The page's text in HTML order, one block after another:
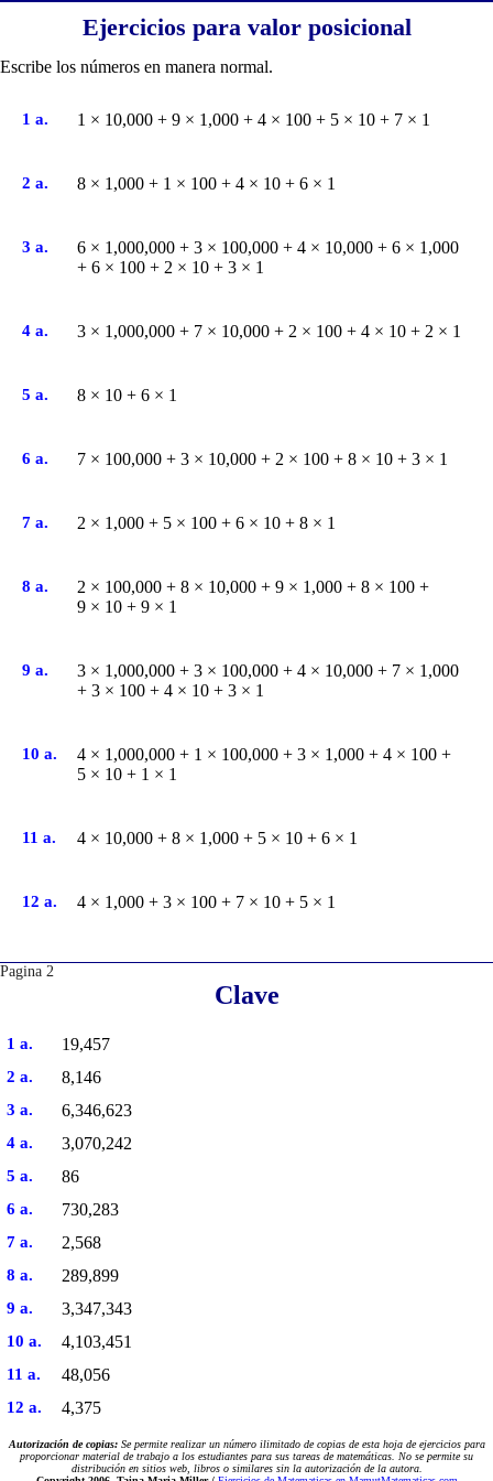
Ejercicios para valor posicional
Escribe los números en manera normal.
1 a. 1 × 10,000 + 9 × 1,000 + 4 × 100 + 5 × 10 + 7 × 1
2 a. 8 × 1,000 + 1 × 100 + 4 × 10 + 6 × 1
3 a.
6 × 1,000,000 + 3 × 100,000 + 4 × 10,000 + 6 × 1,000
+ 6 × 100 + 2 × 10 + 3 × 1
4 a. 3 × 1,000,000 + 7 × 10,000 + 2 × 100 + 4 × 10 + 2 × 1
5 a. 8 × 10 + 6 × 1
6 a. 7 × 100,000 + 3 × 10,000 + 2 × 100 + 8 × 10 + 3 × 1
7 a. 2 × 1,000 + 5 × 100 + 6 × 10 + 8 × 1
8 a.
2 × 100,000 + 8 × 10,000 + 9 × 1,000 + 8 × 100 +
9 × 10 + 9 × 1
9 a.
3 × 1,000,000 + 3 × 100,000 + 4 × 10,000 + 7 × 1,000
+ 3 × 100 + 4 × 10 + 3 × 1
10 a.
4 × 1,000,000 + 1 × 100,000 + 3 × 1,000 + 4 × 100 +
5 × 10 + 1 × 1
11 a. 4 × 10,000 + 8 × 1,000 + 5 × 10 + 6 × 1
12 a. 4 × 1,000 + 3 × 100 + 7 × 10 + 5 × 1
Pagina 2
Clave
1 a. 19,457
2 a. 8,146
3 a. 6,346,623
4 a. 3,070,242
5 a. 86
6 a. 730,283
7 a. 2,568
8 a. 289,899
9 a. 3,347,343
10 a. 4,103,451
11 a. 48,056
12 a. 4,375
Autorización de copias: Se permite realizar un número ilimitado de copias de esta hoja de ejercicios para
proporcionar material de trabajo a los estudiantes para sus tareas de matemáticas. No se permite su
distribución en sitios web, libros o similares sin la autorización de la autora.